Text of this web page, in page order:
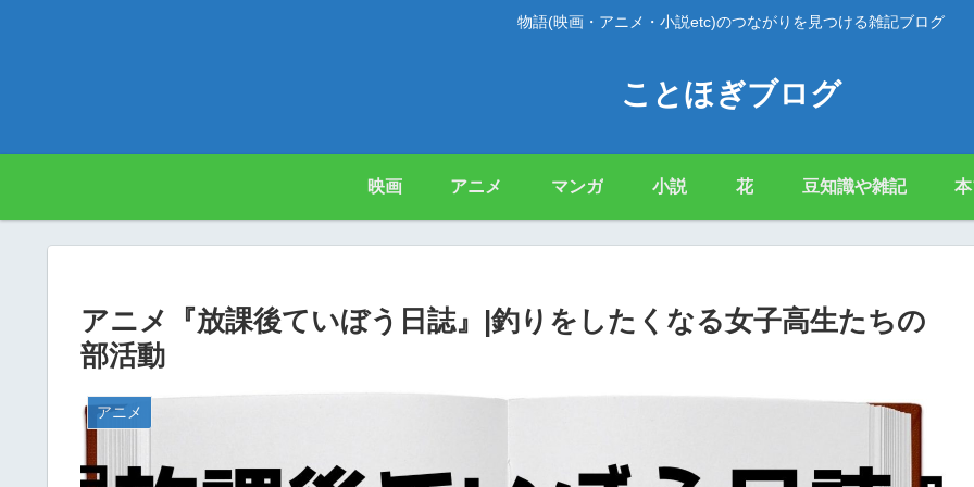
物語(映画・アニメ・小説etc)のつながりを見つける雑記ブログ
ことほぎブログ
映画 アニメ マンガ 小説 花 豆知識や雑記
アニメ『放課後ていぼう日誌』|釣りをしたくなる女子高生たちの
部活動
アニメ